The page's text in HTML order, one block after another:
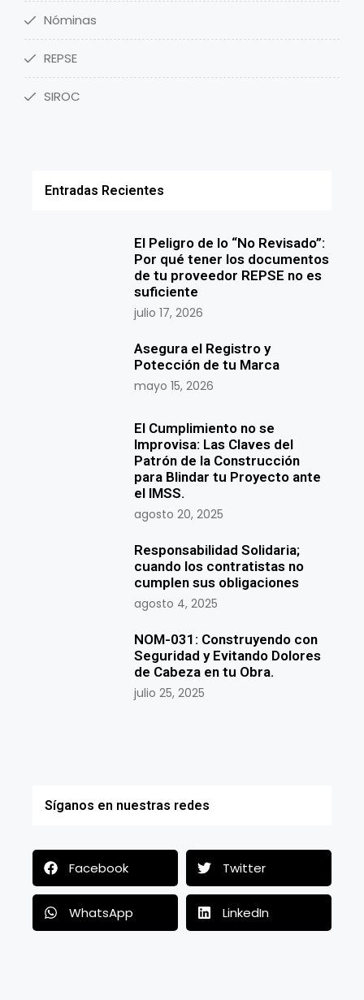
Nóminas
REPSE
SIROC
Entradas Recientes
El Peligro de lo “No Revisado”:
Por qué tener los documentos
de tu proveedor REPSE no es
suficiente
julio 17, 2026
Asegura el Registro y
Potección de tu Marca
mayo 15, 2026
El Cumplimiento no se
Improvisa: Las Claves del
Patrón de la Construcción
para Blindar tu Proyecto ante
el IMSS.
agosto 20, 2025
Responsabilidad Solidaria;
cuando los contratistas no
cumplen sus obligaciones
agosto 4, 2025
NOM-031: Construyendo con
Seguridad y Evitando Dolores
de Cabeza en tu Obra.
julio 25, 2025
Síganos en nuestras redes
Facebook Twitter
WhatsApp LinkedIn